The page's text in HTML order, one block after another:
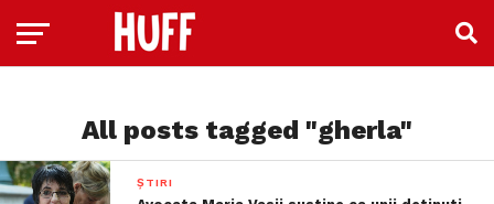
All posts tagged "gherla"
ȘTIRI